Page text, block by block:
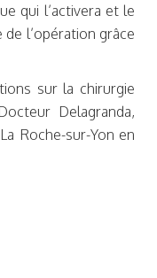
qui l’activera et le
l’opération grâce
sur la chirurgie
Delagranda,
Roche-sur-Yon en